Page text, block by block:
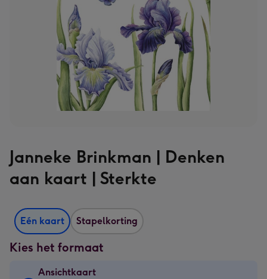
Janneke Brinkman | Denken
aan kaart | Sterkte
Eén kaart Stapelkorting
Kies het formaat
Ansichtkaart